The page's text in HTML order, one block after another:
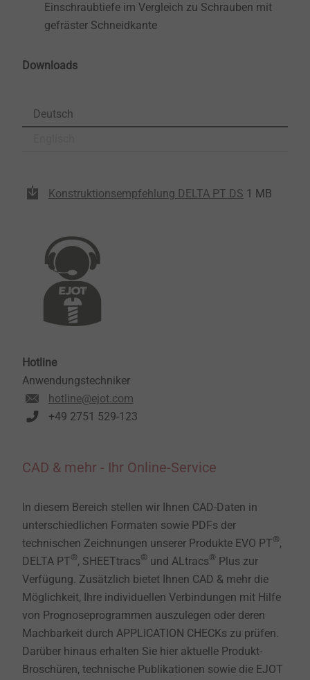
Einschraubtiefe im Vergleich zu Schrauben mit
gefräster Schneidkante
Downloads
Deutsch
Konstruktionsempfehlung DELTA PT DS 1 MB
Hotline
Anwendungstechniker
hotline@ejot.com
+49 2751 529-123
CAD & mehr - Ihr Online-Service
In diesem Bereich stellen wir Ihnen CAD-Daten in
unterschiedlichen Formaten sowie PDFs der
technischen Zeichnungen unserer Produkte EVO PT®,
DELTA PT®, SHEETtracs® und ALtracs® Plus zur
Verfügung. Zusätzlich bietet Ihnen CAD & mehr die
Möglichkeit, Ihre individuellen Verbindungen mit Hilfe
von Prognoseprogrammen auszulegen oder deren
Machbarkeit durch APPLICATION CHECKs zu prüfen.
Darüber hinaus erhalten Sie hier aktuelle Produkt-
Broschüren, technische Publikationen sowie die EJOT